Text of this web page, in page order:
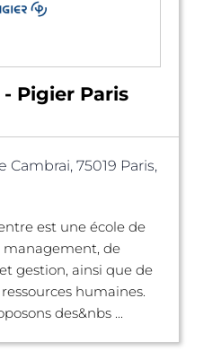
- Pigier Paris
Cambrai, 75019 Paris,
est une école de
de
gestion, ainsi que de
humaines.
des&nbs ...